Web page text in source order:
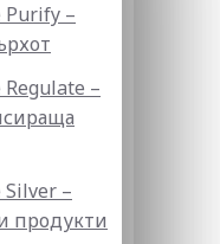
Purify –
–
–
продукти